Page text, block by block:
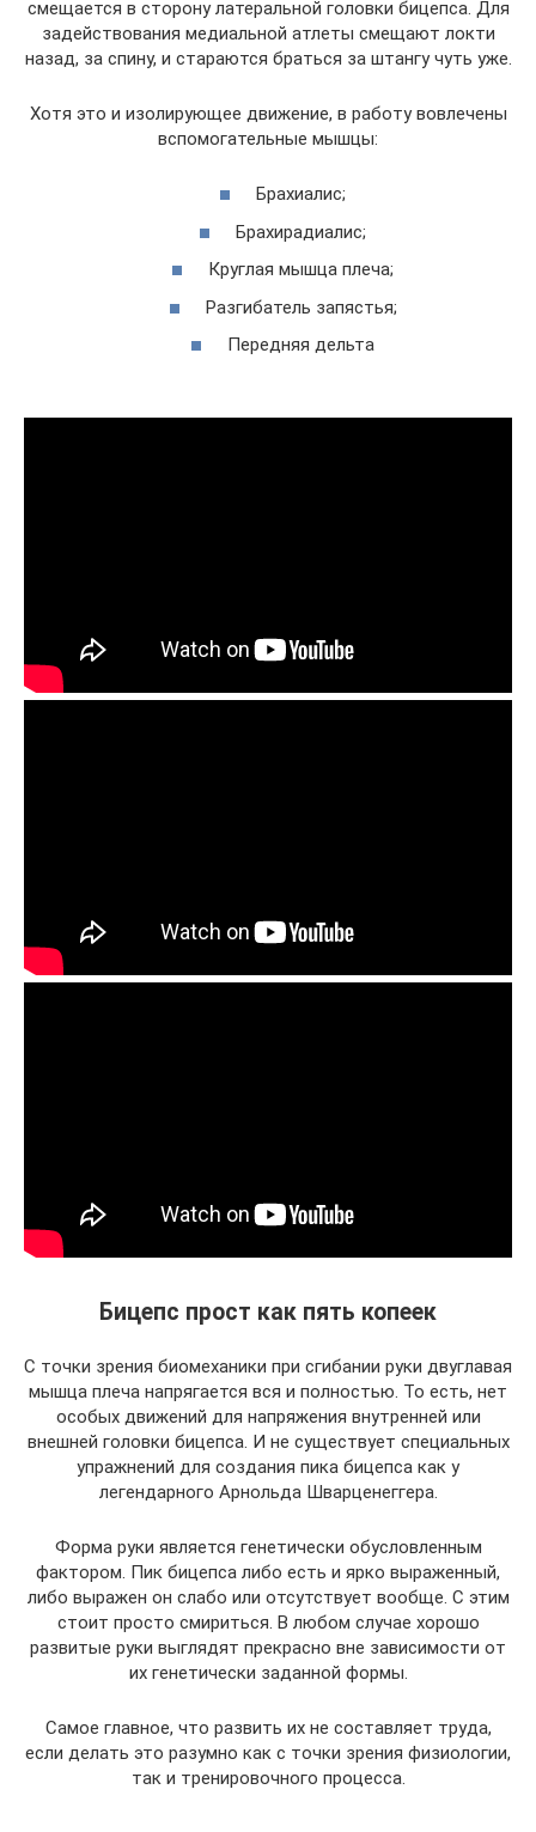
смещается в сторону латеральной головки бицепса. Для
задействования медиальной атлеты смещают локти
назад, за спину, и стараются браться за штангу чуть уже.
Хотя это и изолирующее движение, в работу вовлечены
вспомогательные мышцы:
Брахиалис;
Брахирадиалис;
Круглая мышца плеча;
Разгибатель запястья;
Передняя дельта
Бицепс прост как пять копеек
С точки зрения биомеханики при сгибании руки двуглавая
мышца плеча напрягается вся и полностью. То есть, нет
особых движений для напряжения внутренней или
внешней головки бицепса. И не существует специальных
упражнений для создания пика бицепса как у
легендарного Арнольда Шварценеггера.
Форма руки является генетически обусловленным
фактором. Пик бицепса либо есть и ярко выраженный,
либо выражен он слабо или отсутствует вообще. С этим
стоит просто смириться. В любом случае хорошо
развитые руки выглядят прекрасно вне зависимости от
их генетически заданной формы.
Самое главное, что развить их не составляет труда,
если делать это разумно как с точки зрения физиологии,
так и тренировочного процесса.